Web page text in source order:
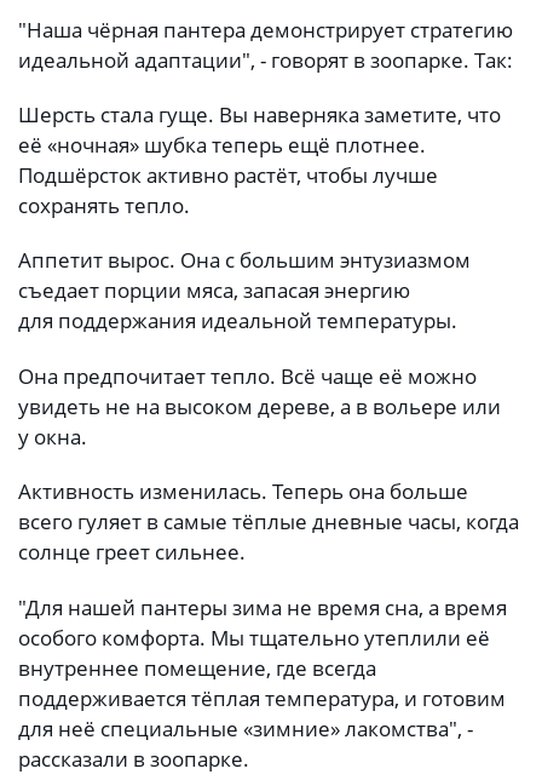
"Наша чёрная пантера демонстрирует стратегию
идеальной адаптации", - говорят в зоопарке. Так:
Шерсть стала гуще. Вы наверняка заметите, что
её «ночная» шубка теперь ещё плотнее.
Подшёрсток активно растёт, чтобы лучше
сохранять тепло.
Аппетит вырос. Она с большим энтузиазмом
съедает порции мяса, запасая энергию
для поддержания идеальной температуры.
Она предпочитает тепло. Всё чаще её можно
увидеть не на высоком дереве, а в вольере или
у окна.
Активность изменилась. Теперь она больше
всего гуляет в самые тёплые дневные часы, когда
солнце греет сильнее.
"Для нашей пантеры зима не время сна, а время
особого комфорта. Мы тщательно утеплили её
внутреннее помещение, где всегда
поддерживается тёплая температура, и готовим
для неё специальные «зимние» лакомства", -
рассказали в зоопарке.